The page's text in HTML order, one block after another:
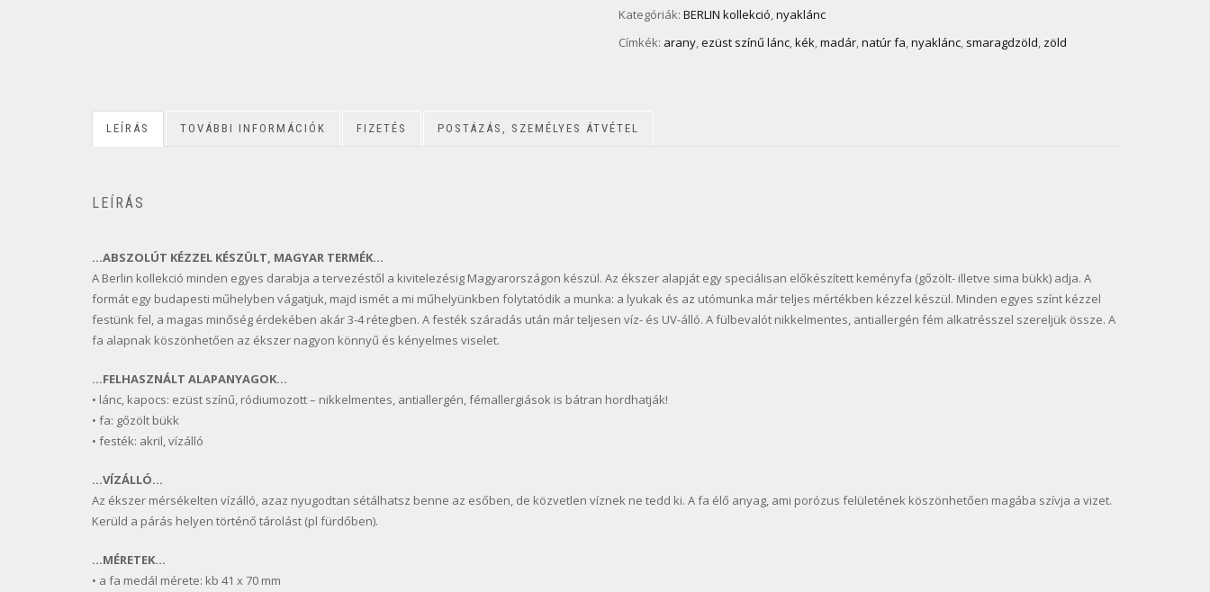
Kategóriák: BERLIN kollekció,nyaklánc
Címkék: arany,ezüst színű lánc,kék,madár,natúr fa,nyaklánc, smaragdzöld, zöld
LEÍRÁS TOVÁBBI INFORMÁCIÓK FIZETÉS POSTÁZÁS, SZEMÉLYES ÁTVÉTEL
LEÍRÁS
…ABSZOLÚT KÉZZEL KÉSZÜLT, MAGYAR TERMÉK…
A Berlin kollekció minden egyes darabja a tervezéstől a kivitelezésig Magyarországon készül. Az ékszer alapját egy speciálisan előkészített keményfa (gőzölt- illetve sima bükk) adja. A
formát egy budapesti műhelyben vágatjuk, majd ismét a mi műhelyünkben folytatódik a munka: a lyukak és az utómunka már teljes mértékben kézzel készül. Minden egyes színt kézzel
festünk fel, a magas minőség érdekében akár 3-4 rétegben. A festék száradás után már teljesen víz- és UV-álló. A fülbevalót nikkelmentes, antiallergén fém alkatrésszel szereljük össze. A
fa alapnak köszönhetően az ékszer nagyon könnyű és kényelmes viselet.
…FELHASZNÁLT ALAPANYAGOK…
• lánc, kapocs: ezüst színű, ródiumozott – nikkelmentes, antiallergén, fémallergiások is bátran hordhatják!
• fa: gőzölt bükk
• festék: akril, vízálló
…VÍZÁLLÓ…
Az ékszer mérsékelten vízálló, azaz nyugodtan sétálhatsz benne az esőben, de közvetlen víznek ne tedd ki. A fa élő anyag, ami porózus felületének köszönhetően magába szívja a vizet.
Kerüld a párás helyen történő tárolást (pl fürdőben).
…MÉRETEK…
• a fa medál mérete: kb 41 x 70 mm